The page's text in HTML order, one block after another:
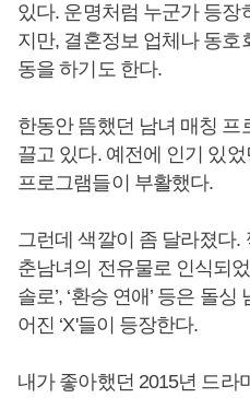
있다. 운명처럼 누군가 등
지만, 결혼정보 업체나 동호
동을 하기도 한다.
한동안 뜸했던 남녀 매칭
끌고 있다. 예전에 인기 있었
프로그램들이 부활했다.
그런데 색깔이 좀 달라졌다.
춘남녀의 전유물로 인식되
솔로’, ‘환승 연애’ 등은 돌
어진 ‘X'들이 등장한다.
내가 좋아했던 2015년 드라